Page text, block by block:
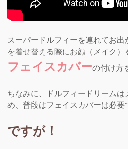
スーパードルフィーを連れてお出
を着せ替える際にお顔（メイク）
フェイスカバーの付け方
ちなみに、ドルフィードリームは
め、普段はフェイスカバーは必要
ですが！